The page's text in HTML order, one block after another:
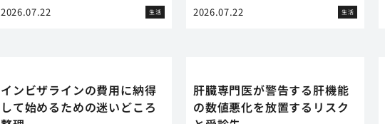
2026.07.22 生活 2026.07.22 生活
インビザラインの費用に納得
して始めるための迷いどころ
肝臓専門医が警告する肝機能
の数値悪化を放置するリスク